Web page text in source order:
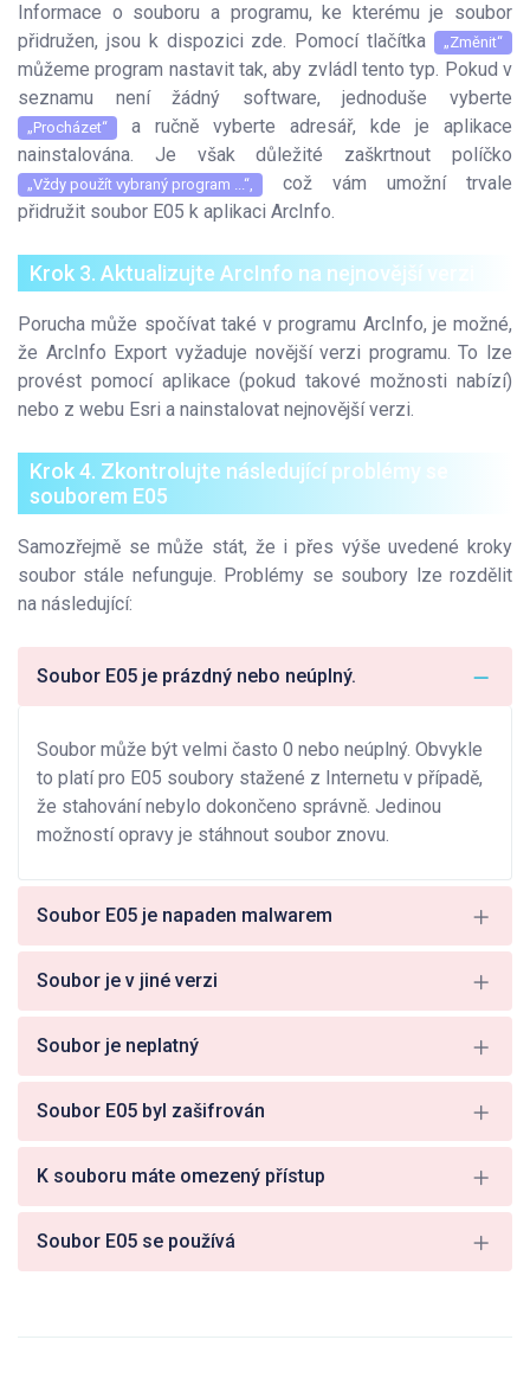
Informace o souboru a programu, ke kterému je soubor
přidružen, jsou k dispozici zde. Pomocí tlačítka
„Změnit“
můžeme program nastavit tak, aby zvládl tento typ. Pokud v
seznamu není žádný software, jednoduše vyberte
„Procházet“
a ručně vyberte adresář, kde je aplikace
nainstalována. Je však důležité zaškrtnout políčko
„Vždy použít vybraný program ...“,
což vám umožní trvale
přidružit soubor E05 k aplikaci ArcInfo.
Krok 3. Aktualizujte ArcInfo na nejnovější verzi
Porucha může spočívat také v programu ArcInfo, je možné,
že ArcInfo Export vyžaduje novější verzi programu. To lze
provést pomocí aplikace (pokud takové možnosti nabízí)
nebo z webu Esri a nainstalovat nejnovější verzi.
Krok 4. Zkontrolujte následující problémy se
souborem E05
Samozřejmě se může stát, že i přes výše uvedené kroky
soubor stále nefunguje. Problémy se soubory lze rozdělit
na následující:
Soubor E05 je prázdný nebo neúplný.
Soubor může být velmi často 0 nebo neúplný. Obvykle
to platí pro E05 soubory stažené z Internetu v případě,
že stahování nebylo dokončeno správně. Jedinou
možností opravy je stáhnout soubor znovu.
Soubor E05 je napaden malwarem
Soubor je v jiné verzi
Soubor je neplatný
Soubor E05 byl zašifrován
K souboru máte omezený přístup
Soubor E05 se používá